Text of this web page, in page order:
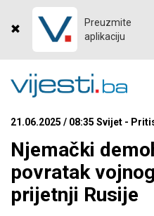
Preuzmite
aplikaciju
21.06.2025 / 08:35 Svijet -
Njemački
povratak
prijetnji Rusije